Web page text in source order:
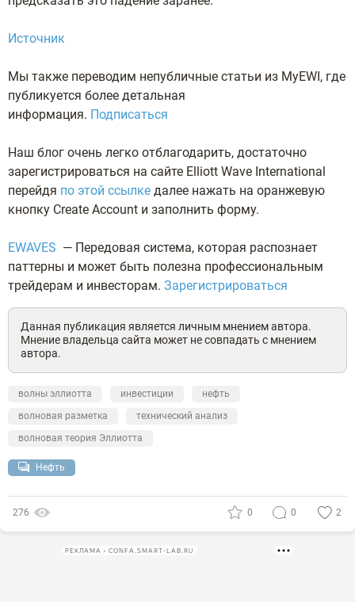
Источник
Мы также переводим непубличные статьи из MyEWI, где
публикуется более детальная
информация. Подписаться
Наш блог очень легко отблагодарить, достаточно
зарегистрироваться на сайте Elliott Wave International
перейдя по этой ссылке далее нажать на оранжевую
кнопку Create Account и заполнить форму.
EWAVES — Передовая система, которая распознает
паттерны и может быть полезна профессиональным
трейдерам и инвесторам. Зарегистрироваться
Данная публикация является личным мнением автора.
Мнение владельца сайта может не совпадать с мнением
автора.
волны эллиотта инвестиции
нефть
волновая разметка
технический анализ
волновая теория Эллиотта
Нефть
276 0 0 2
РЕКЛАМА • CONFA.SMART-LAB.RU